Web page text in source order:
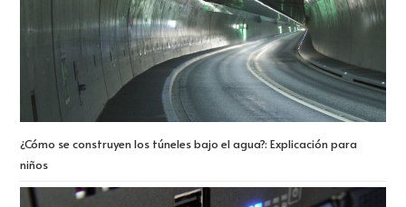
¿Cómo se construyen los túneles bajo el agua?: Explicación para
niños